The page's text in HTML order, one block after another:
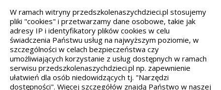
Spełniamy standardy dostępności oraz W3C
WCAG 2.1 SECTION 508 EAA/EN 301549
IS 5568
W ramach witryny przedszkolenaszychdzieci.pl stosujemy
pliki "cookies" i przetwarzamy dane osobowe, takie jak
adresy IP i identyfikatory plików cookies w celu
świadczenia Państwu usług na najwyższym poziomie, w
szczególności w celach bezpieczeństwa czy
umożliwiających korzystanie z usług dostępnych w ramach
serwisu przedszkolenaszychdzieci.pl np. zapewnienie
ułatwień dla osób niedowidzących tj. "Narzędzi
dostępności". Więcej szczegółów znajdą Państwo w naszej